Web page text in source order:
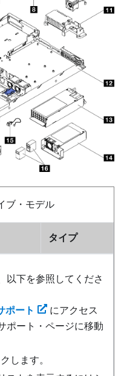
ブ・モデル
タイプ
以下を参照してくださ
ポート
にアクセス
ポート・ページに移動
します。